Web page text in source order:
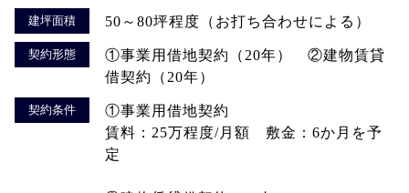
建坪面積 50～80坪程度（お打ち合わせによる）
契約形態
①事業用借地契約（20年） ②建物賃貸
借契約（20年）
契約条件
①事業用借地契約
賃料：25万程度/月額 敷金：6か月を予
定